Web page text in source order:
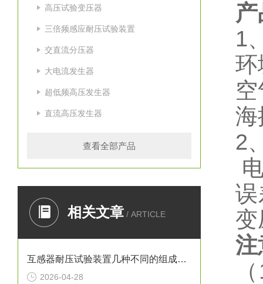
高压试验变压器
三倍频感应耐压试验装置
交直流分压器
大电流发生器
超低频高压发生器
直流高压发生器
查看全部产品
相关文章 / ARTICLE
互感器耐压试验装置几种不同的组成结构
2026-04-28
1
海
2
误
注